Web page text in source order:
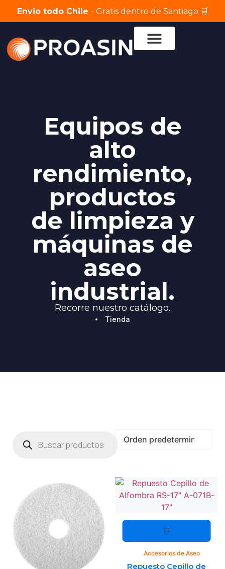
Envio todo Chile - Gratis dentro de Santiago 🛒
Equipos de
alto
rendimiento,
productos
de limpieza y
máquinas de
aseo
industrial.
Recorre nuestro catálogo.
Tienda
Accesorios de Aseo
Repuesto Cepillo de